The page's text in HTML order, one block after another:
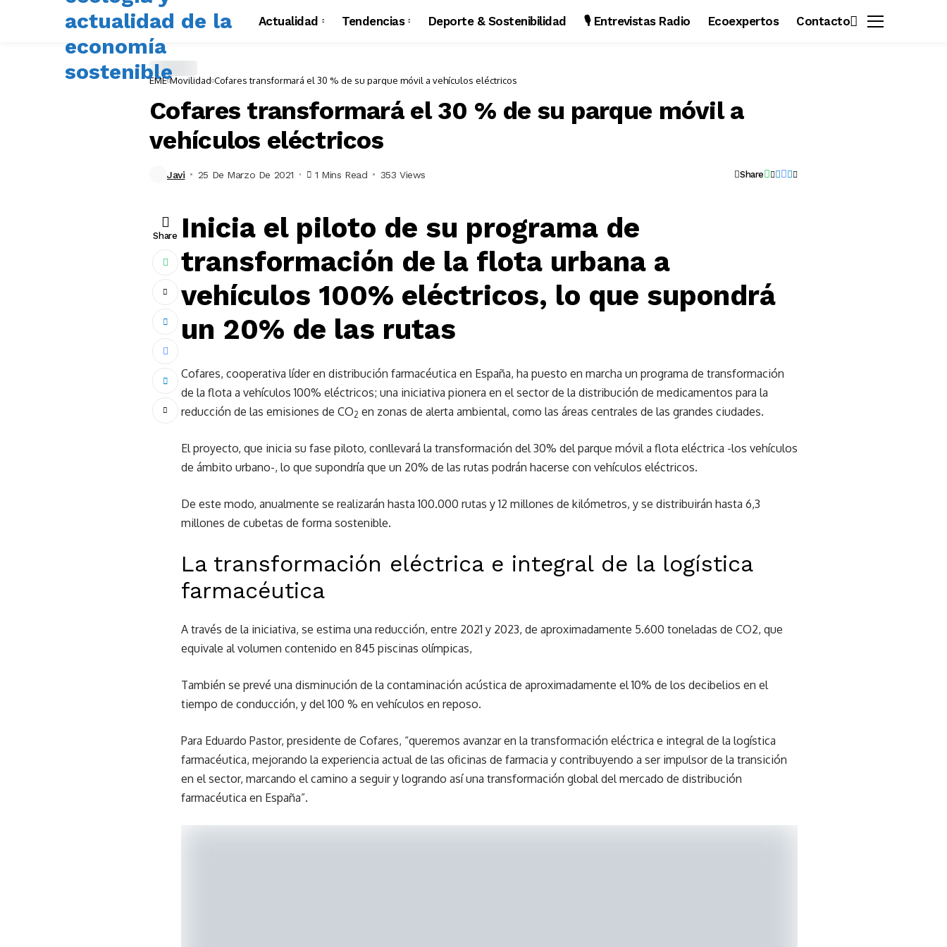
Actualidad Tendencias Deporte & Sostenibilidad 🎙️ Entrevistas Radio Ecoexpertos Contacto
EME Movilidad Cofares transformará el 30 % de su parque móvil a vehículos eléctricos
Cofares transformará el 30 % de su parque móvil a
vehículos eléctricos
Javi 25 De Marzo De 2021 1 Mins Read 353 Views Share
Share Inicia el piloto de su programa de
transformación de la flota urbana a
vehículos 100% eléctricos, lo que supondrá
un 20% de las rutas
Cofares, cooperativa líder en distribución farmacéutica en España, ha puesto en marcha un programa de transformación
de la flota a vehículos 100% eléctricos; una iniciativa pionera en el sector de la distribución de medicamentos para la
reducción de las emisiones de CO2 en zonas de alerta ambiental, como las áreas centrales de las grandes ciudades.
El proyecto, que inicia su fase piloto, conllevará la transformación del 30% del parque móvil a flota eléctrica -los vehículos
de ámbito urbano-, lo que supondría que un 20% de las rutas podrán hacerse con vehículos eléctricos.
De este modo, anualmente se realizarán hasta 100.000 rutas y 12 millones de kilómetros, y se distribuirán hasta 6,3
millones de cubetas de forma sostenible.
La transformación eléctrica e integral de la logística
farmacéutica
A través de la iniciativa, se estima una reducción, entre 2021 y 2023, de aproximadamente 5.600 toneladas de CO2, que
equivale al volumen contenido en 845 piscinas olímpicas,
También se prevé una disminución de la contaminación acústica de aproximadamente el 10% de los decibelios en el
tiempo de conducción, y del 100 % en vehículos en reposo.
Para Eduardo Pastor, presidente de Cofares, “queremos avanzar en la transformación eléctrica e integral de la logística
farmacéutica, mejorando la experiencia actual de las oficinas de farmacia y contribuyendo a ser impulsor de la transición
en el sector, marcando el camino a seguir y logrando así una transformación global del mercado de distribución
farmacéutica en España”.